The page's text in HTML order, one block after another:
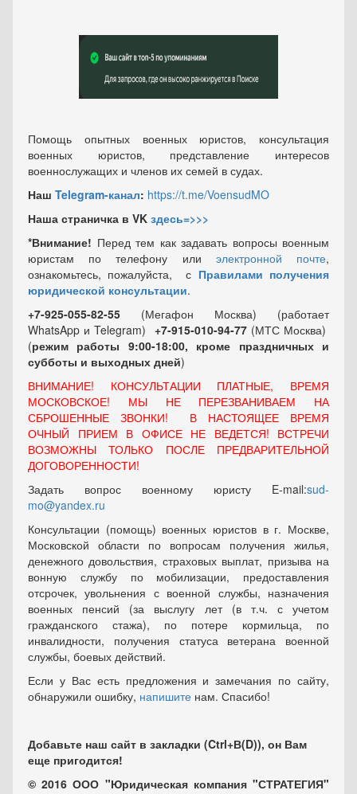
Помощь опытных военных юристов, консультация
военных юристов, представление интересов
военнослужащих и членов их семей в судах.
Наш Telegram-канал: https://t.me/VoensudMO
Наша страничка в VK здесь=>>>
*Внимание! Перед тем как задавать вопросы военным
юристам по телефону или электронной почте,
ознакомьтесь, пожалуйста, с Правилами получения
юридической консультации.
+7-925-055-82-55 (Мегафон Москва) (работает
WhatsApp и Telegram) +7-915-010-94-77 (МТС Москва)
(режим работы 9:00-18:00, кроме праздничных и
субботы и выходных дней)
ВНИМАНИЕ! КОНСУЛЬТАЦИИ ПЛАТНЫЕ, ВРЕМЯ
МОСКОВСКОЕ! МЫ НЕ ПЕРЕЗВАНИВАЕМ НА
СБРОШЕННЫЕ ЗВОНКИ! В НАСТОЯЩЕЕ ВРЕМЯ
ОЧНЫЙ ПРИЕМ В ОФИСЕ НЕ ВЕДЕТСЯ! ВСТРЕЧИ
ВОЗМОЖНЫ ТОЛЬКО ПОСЛЕ ПРЕДВАРИТЕЛЬНОЙ
ДОГОВОРЕННОСТИ!
Задать вопрос военному юристу E-mail:sud-
mo@yandex.ru
Консультации (помощь) военных юристов в г. Москве,
Московской области по вопросам получения жилья,
денежного довольствия, страховых выплат, призыва на
вонную службу по мобилизации, предоставления
отсрочек, увольнения с военной службы, назначения
военных пенсий (за выслугу лет (в т.ч. с учетом
гражданского стажа), по потере кормильца, по
инвалидности, получения статуса ветерана военной
службы, боевых действий.
Если у Вас есть предложения и замечания по сайту,
обнаружили ошибку, напишите нам. Спасибо!
Добавьте наш сайт в закладки (Ctrl+В(D)), он Вам
еще пригодится!
© 2016 ООО "Юридическая компания "СТРАТЕГИЯ"